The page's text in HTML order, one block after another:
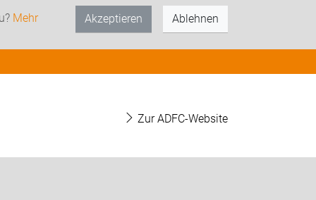
Mehr Akzeptieren Ablehnen
Zur ADFC-Website